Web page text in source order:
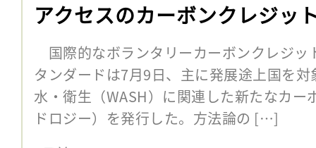
アクセスのカーボンクレジッ
国際的なボランタリーカーボンクレジッ
タンダードは7月9日、主に発展途上国を
水・衛生（WASH）に関連した新たなカー
ドロジー）を発行した。方法論の […]